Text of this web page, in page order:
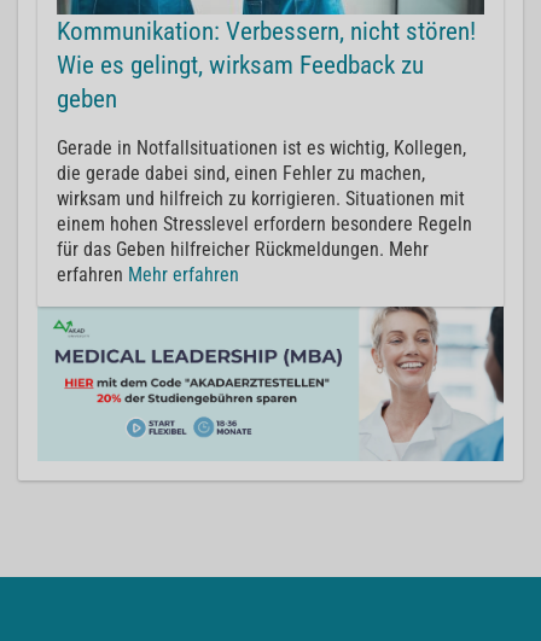
Kommunikation: Verbessern, nicht stören!
Wie es gelingt, wirksam Feedback zu
geben
Gerade in Notfallsituationen ist es wichtig, Kollegen,
die gerade dabei sind, einen Fehler zu machen,
wirksam und hilfreich zu korrigieren. Situationen mit
einem hohen Stresslevel erfordern besondere Regeln
für das Geben hilfreicher Rückmeldungen. Mehr
erfahren Mehr erfahren